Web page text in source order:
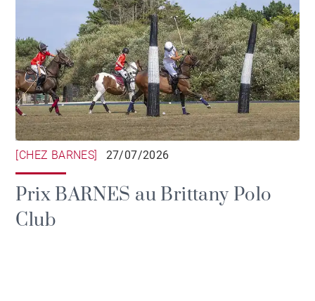
[CHEZ BARNES] 27/07/2026
Prix BARNES au Brittany Polo
Club